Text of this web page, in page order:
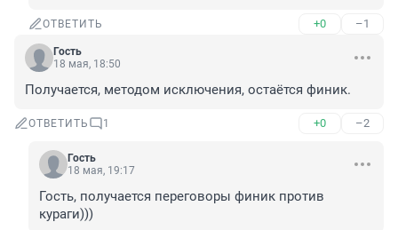
ОТВЕТИТЬ +0 –1
Гость
18 мая, 18:50
Получается, методом исключения, остаётся финик.
ОТВЕТИТЬ 1 +0 –2
Гость
18 мая, 19:17
Гость, получается переговоры финик против
кураги)))